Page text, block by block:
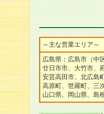
～主な営業エリア～
広島県：広島市（中
廿日市市、大竹市、
安芸高田市、北広島
高原町、世羅町、三
山口県、岡山県、島